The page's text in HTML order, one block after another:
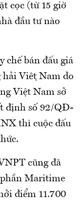
cọc (từ 15 giờ
đầu tư nào
chế bán đấu giá
hải Việt Nam do
Việt Nam sở
định số 92/QĐ-
thì cuộc đấu
cũng đã
phần Maritime
điểm 11.700